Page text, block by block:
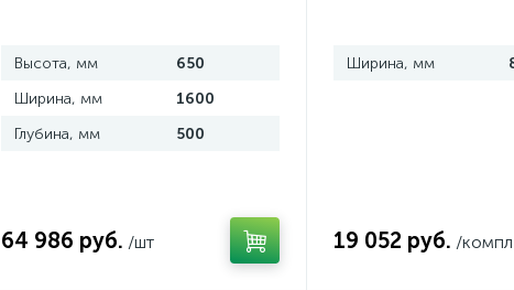
Высота, мм
650
Ширина, мм
1600
Глубина, мм
500
64 986 руб. /шт
Ширина, мм
19 052 руб. /компл